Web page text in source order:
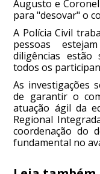
Augusto e
para "desovar" o
A Polícia Civil
pessoas
diligências estão
todos os
As investigações
de garantir o
atuação ágil da
Regional
coordenação do
fundamental no